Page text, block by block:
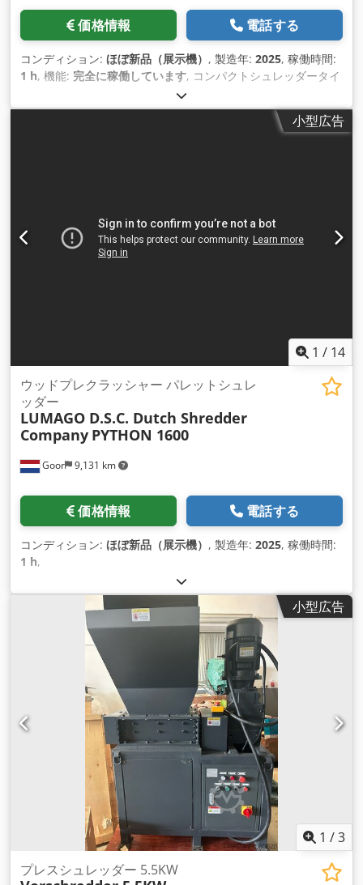
価格情報 電話する
コンディション: ほぼ新品（展示機） , 製造年: 2025, 稼働時間:
1 h, 機能: 完全に稼働しています, コンパクトシュレッダータイ
プ PYTHON-XL 1600、15 KW 電動モーター、400V 50Hz 付き •
電動モーター減速機 15KW、400V、3相、50Hz PYTHON 1600
標準と比較して 40% 高いトルク • 開口部 1600 x 1000 mm •
可能 • 重量約 1.5 kg 2700 kg • 包括的な機械マニュアル • RAL
3002 および RAL 7022 仕上げ • (技術変更の対象) • CE 認証済み
で「オランダ製」
小型広告
1 / 14
Goor 9,131 km
ウッドプレクラッシャー パレットシュレ
ッダー
LUMAGO D.S.C. Dutch Shredder
Company PYTHON 1600
価格情報 電話する
コンディション: ほぼ新品（展示機） , 製造年: 2025, 稼働時間:
1 h,
小型広告
1 /3
プレスシュレッダー 5.5KW